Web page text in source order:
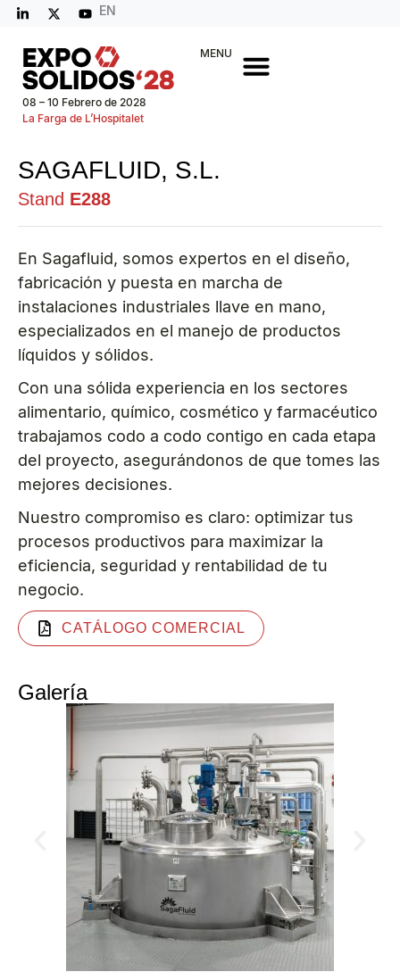
EN
08 – 10 Febrero de 2028
La Farga de L’Hospitalet
MENU
SAGAFLUID, S.L.
Stand E288
En Sagafluid, somos expertos en el diseño,
fabricación y puesta en marcha de
instalaciones industriales llave en mano,
especializados en el manejo de productos
líquidos y sólidos.
Con una sólida experiencia en los sectores
alimentario, químico, cosmético y farmacéutico
trabajamos codo a codo contigo en cada etapa
del proyecto, asegurándonos de que tomes las
mejores decisiones.
Nuestro compromiso es claro: optimizar tus
procesos productivos para maximizar la
eficiencia, seguridad y rentabilidad de tu
negocio.
CATÁLOGO COMERCIAL
Galería